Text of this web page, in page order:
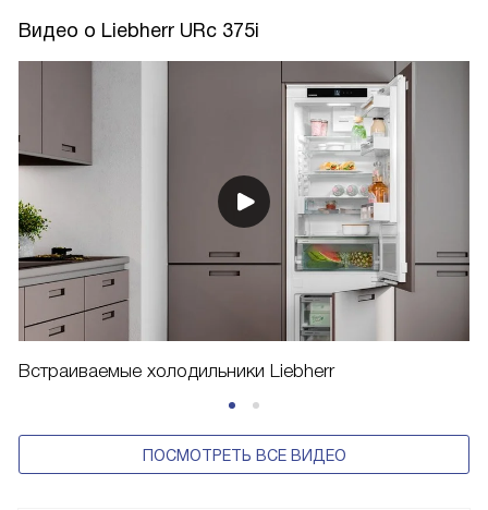
Видео о Liebherr URc 375i
Встраиваемые холодильники Liebherr
ПОСМОТРЕТЬ ВСЕ ВИДЕО